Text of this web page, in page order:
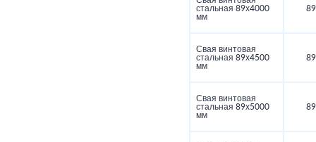
стальная 89х4000
мм
89
Свая винтовая
стальная 89х4500
мм
89
Свая винтовая
стальная 89х5000
мм
89